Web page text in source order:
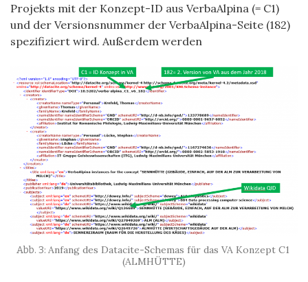
Projekts mit der Konzept-ID aus VerbaAlpina (= C1)
und der Versionsnummer der VerbaAlpina-Seite (182)
spezifiziert wird. Außerdem werden
Anfang des Datacite-Schemas für das VA Konzept C1
(ALMHÜTTE)